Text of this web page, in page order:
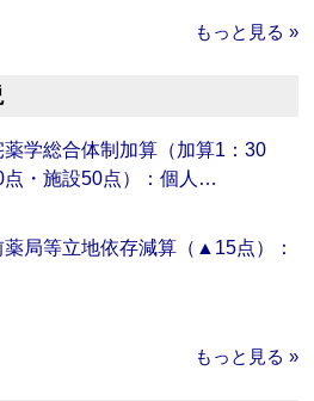
もっと見る »
薬学総合体制加算（加算1：30
点・施設50点）：個人…
薬局等立地依存減算（▲15点）：
もっと見る »